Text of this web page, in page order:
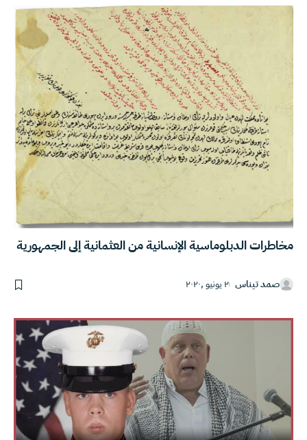
مخاطرات الدبلوماسية الإنسانية من العثمانية إلى الجمهورية
صمد تيناس ٢ يونيو ,٢٠٢٠